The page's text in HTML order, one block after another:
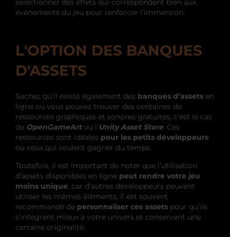
événements du jeu pour renforcer l’immersion.
L'OPTION DES BANQUES
D'ASSETS
Sachez qu’il existe également des banques d’assets en
ligne où vous pouvez trouver des centaines de
ressources graphiques et sonores gratuites, c’est le cas
de OpenGameArtou l’Unity Asset Store. Ces
ressources sont idéales pour les petits développeurs
ou ceux qui veulent gagner du temps.
Toutefois, il est important de noter que l’utilisation
d’assets disponibles en ligne peut rendre votre jeu
moins unique , car d’autres développeurs peuvent
utiliser les mêmes éléments. Il est souvent
recommandé de personnaliser ces assets pour qu’ils
s’intègrent mieux à votre univers et conservent une
certaine originalité.